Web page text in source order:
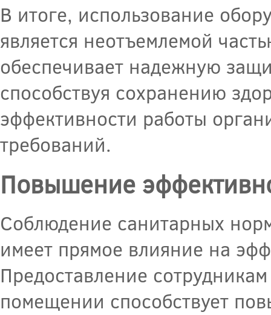
В итоге, использование
является неотъемлемой
обеспечивает надежную
способствуя сохранению
эффективности работы
требований.
Повышение
Соблюдение санитарных
имеет прямое влияние на
Предоставление
помещении способствует